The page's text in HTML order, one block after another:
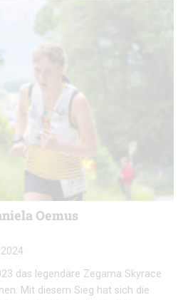
Oemus
das legendäre Zegama Skyrace
Mit diesem Sieg hat sich die